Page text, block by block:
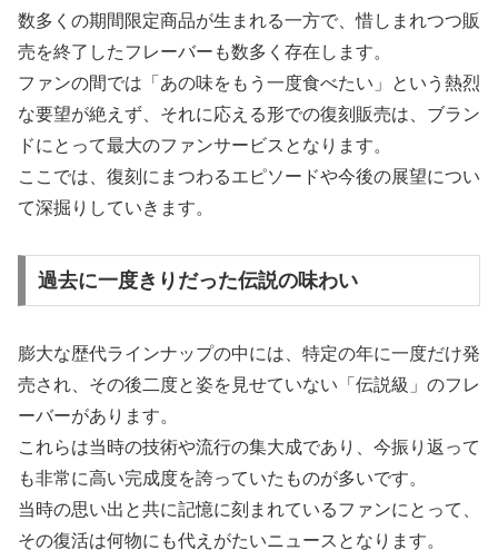
数多くの期間限定商品が生まれる一方で、惜しまれつつ販
売を終了したフレーバーも数多く存在します。
ファンの間では「あの味をもう一度食べたい」という熱烈
な要望が絶えず、それに応える形での復刻販売は、ブラン
ドにとって最大のファンサービスとなります。
ここでは、復刻にまつわるエピソードや今後の展望につい
て深掘りしていきます。
過去に一度きりだった伝説の味わい
膨大な歴代ラインナップの中には、特定の年に一度だけ発
売され、その後二度と姿を見せていない「伝説級」のフレ
ーバーがあります。
これらは当時の技術や流行の集大成であり、今振り返って
も非常に高い完成度を誇っていたものが多いです。
当時の思い出と共に記憶に刻まれているファンにとって、
その復活は何物にも代えがたいニュースとなります。